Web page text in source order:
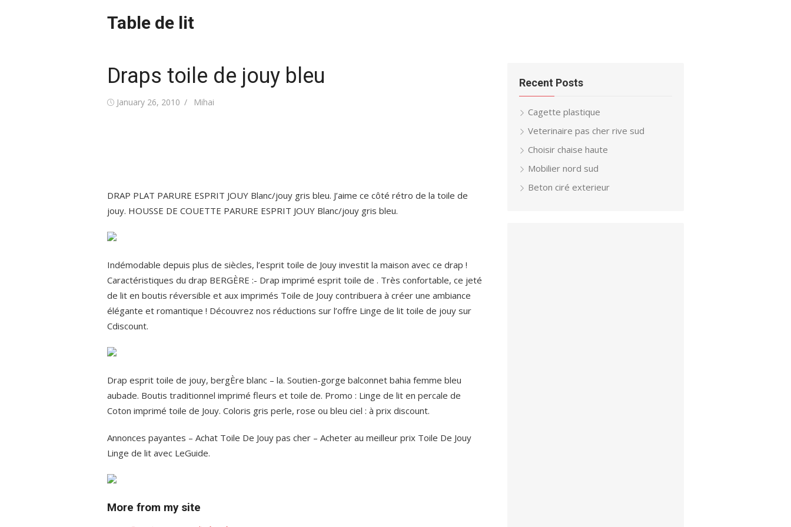
Table de lit
Draps toile de jouy bleu
Posted
January 26, 2010 Author
Mihai
DRAP PLAT PARURE ESPRIT JOUY Blanc/jouy gris bleu. J’aime ce côté rétro de la toile de
jouy. HOUSSE DE COUETTE PARURE ESPRIT JOUY Blanc/jouy gris bleu.
Indémodable depuis plus de siècles, l’esprit toile de Jouy investit la maison avec ce drap !
Caractéristiques du drap BERGÈRE :- Drap imprimé esprit toile de . Très confortable, ce jeté
de lit en boutis réversible et aux imprimés Toile de Jouy contribuera à créer une ambiance
élégante et romantique ! Découvrez nos réductions sur l’offre Linge de lit toile de jouy sur
Cdiscount.
Drap esprit toile de jouy, bergÈre blanc – la. Soutien-gorge balconnet bahia femme bleu
aubade. Boutis traditionnel imprimé fleurs et toile de. Promo : Linge de lit en percale de
Coton imprimé toile de Jouy. Coloris gris perle, rose ou bleu ciel : à prix discount.
Annonces payantes – Achat Toile De Jouy pas cher – Acheter au meilleur prix Toile De Jouy
Linge de lit avec LeGuide.
More from my site
Recent Posts
Cagette plastique
Veterinaire pas cher rive sud
Choisir chaise haute
Mobilier nord sud
Beton ciré exterieur